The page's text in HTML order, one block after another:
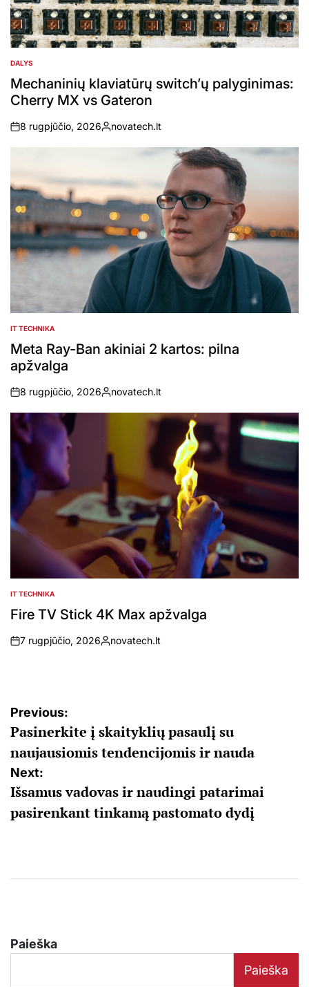
POSTED
IN
DALYS
Mechaninių klaviatūrų switch’ų palyginimas:
Cherry MX vs Gateron
on
8 rugpjūčio, 2026
Posted
by
novatech.lt
POSTED
IN
IT TECHNIKA
Meta Ray-Ban akiniai 2 kartos: pilna
apžvalga
on
8 rugpjūčio, 2026
Posted
by
novatech.lt
POSTED
IN
IT TECHNIKA
Fire TV Stick 4K Max apžvalga
on
7 rugpjūčio, 2026
Posted
novatech.lt
Navigacija
tarp
įrašų
Previous:
Pasinerkite į skaityklių pasaulį su
naujausiomis tendencijomis ir nauda
Next:
Išsamus vadovas ir naudingi patarimai
pasirenkant tinkamą pastomato dydį
Paieška
Paieška